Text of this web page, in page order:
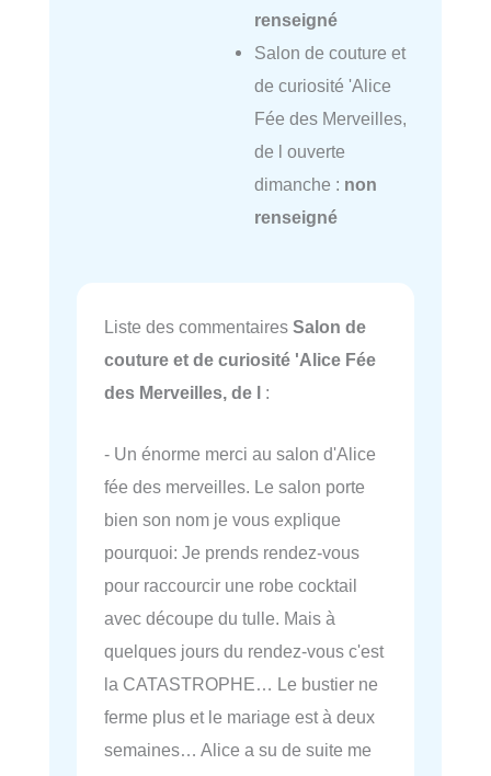
renseigné
Salon de couture et
de curiosité 'Alice
Fée des Merveilles,
de l ouverte
dimanche : non
renseigné
Liste des commentaires Salon de
couture et de curiosité 'Alice Fée
des Merveilles, de l :
- Un énorme merci au salon d'Alice
fée des merveilles. Le salon porte
bien son nom je vous explique
pourquoi: Je prends rendez-vous
pour raccourcir une robe cocktail
avec découpe du tulle. Mais à
quelques jours du rendez-vous c'est
la CATASTROPHE… Le bustier ne
ferme plus et le mariage est à deux
semaines… Alice a su de suite me